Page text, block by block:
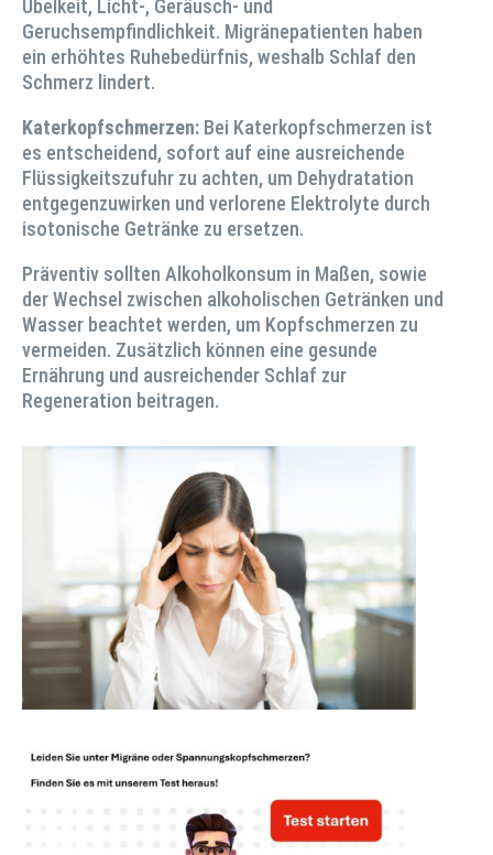
Übelkeit, Licht-, Geräusch- und
Geruchsempfindlichkeit. Migränepatienten haben
ein erhöhtes Ruhebedürfnis, weshalb Schlaf den
Schmerz lindert.
Katerkopfschmerzen: Bei Katerkopfschmerzen ist
es entscheidend, sofort auf eine ausreichende
Flüssigkeitszufuhr zu achten, um Dehydratation
entgegenzuwirken und verlorene Elektrolyte durch
isotonische Getränke zu ersetzen.
Präventiv sollten Alkoholkonsum in Maßen, sowie
der Wechsel zwischen alkoholischen Getränken und
Wasser beachtet werden, um Kopfschmerzen zu
vermeiden. Zusätzlich können eine gesunde
Ernährung und ausreichender Schlaf zur
Regeneration beitragen.